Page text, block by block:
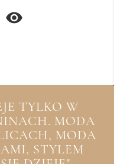

TYLKO W
MODA
MODA
STYLEM